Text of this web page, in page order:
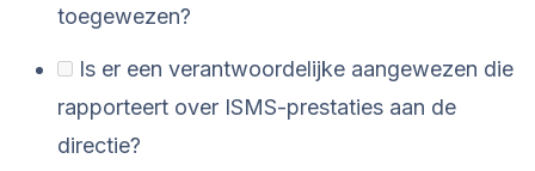
toegewezen?
Is er een verantwoordelijke aangewezen die
rapporteert over ISMS-prestaties aan de
directie?